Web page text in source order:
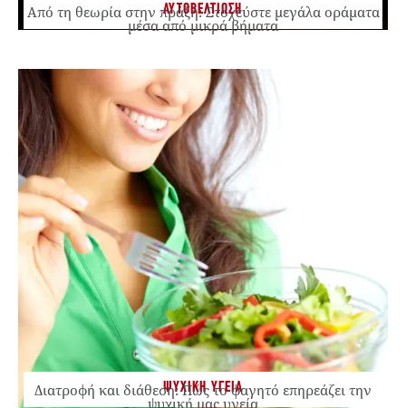
ΑΥΤΟΒΕΛΤΙΩΣΗ
Από τη θεωρία στην πράξη: Στοχεύστε μεγάλα οράματα
μέσα από μικρά βήματα
ΨΥΧΙΚΗ ΥΓΕΙΑ
Διατροφή και διάθεση: Πώς το φαγητό επηρεάζει την
ψυχική μας υγεία